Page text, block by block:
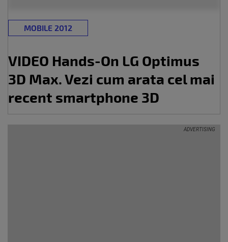
MOBILE 2012
VIDEO Hands-On LG Optimus
3D Max. Vezi cum arata cel mai
recent smartphone 3D